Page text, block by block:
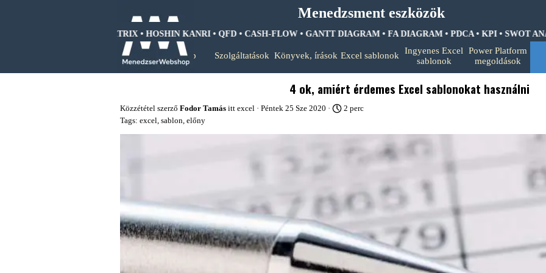
Menedzsment eszközök
ANALIZIS • BCG MÁTRIX • HOSHIN KANRI • QFD • CASH-FLOW • GANTT DIAGRAM • FA DIAGRAM • PDCA • KPI • SWOT
Kezdőlap
Szolgáltatások Könyvek, írások ▼
Excel sablonok ▼
Ingyenes Excel
sablonok
▼
Power Platform
megoldások
4 ok, amiért érdemes Excel sablonokat használni
Közzététel szerző Fodor Tamás itt excel · Péntek 25 Sze 2020 ·
2 perc
Tags: excel, sablon, előny